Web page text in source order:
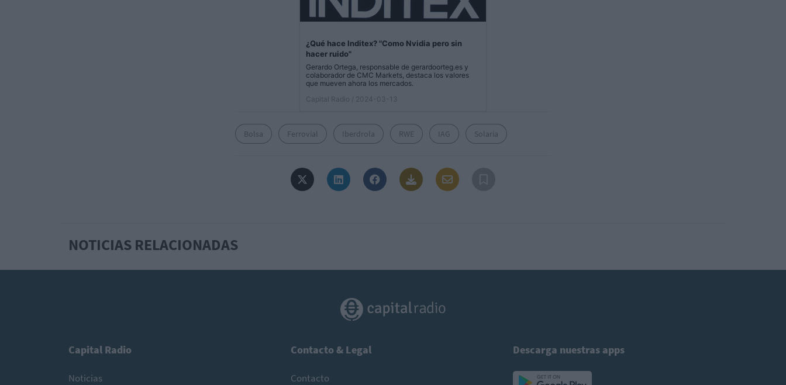
¿Qué hace Inditex? "Como Nvidia pero sin
hacer ruido"
Gerardo Ortega, responsable de gerardoorteg.es y
colaborador de CMC Markets, destaca los valores
que mueven ahora los mercados.
Capital Radio
/ 2024-03-13
Bolsa Ferrovial Iberdrola RWE IAG Solaria
NOTICIAS RELACIONADAS
Capital Radio
Noticias
Contacto & Legal
Contacto
Descarga nuestras apps